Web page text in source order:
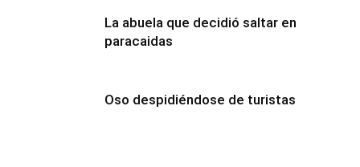
La abuela que decidió saltar en
paracaidas
Oso despidiéndose de turistas